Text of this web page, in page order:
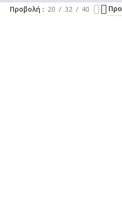
Προβολή 20 32 40